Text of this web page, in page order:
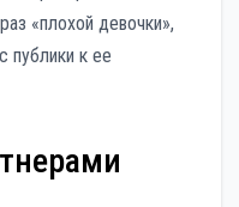
«плохой девочки»,
публики к ее